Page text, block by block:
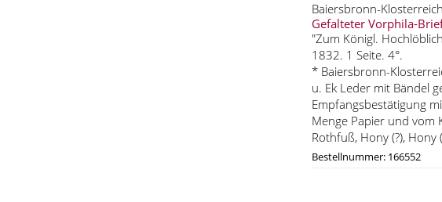
Baiersbronn-
Gefalteter Vorphila-
"Zum Königl.
1832. 1 Seite. 4°.
* Baiersbronn-
u. Ek Leder mit Bändel
Empfangsbestätigung
Menge Papier und vom
Rothfuß, Hony (?),
Bestellnummer: 166552